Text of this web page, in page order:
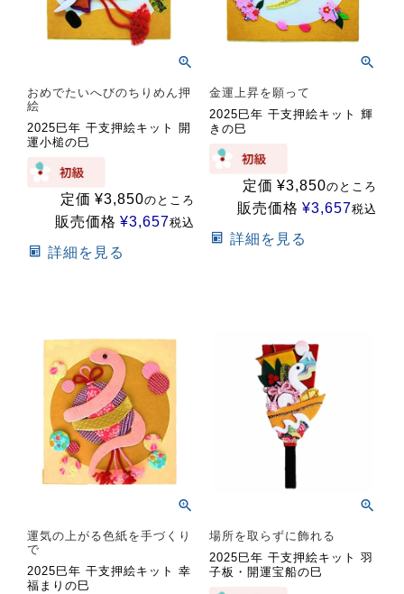
おめでたいへびのちりめん押
絵
2025巳年 干支押絵キット 開
運小槌の巳
定価 ¥3,850のところ
販売価格 ¥3,657税込
詳細を見る
金運上昇を願って
2025巳年 干支押絵キット 輝
きの巳
定価 ¥3,850のところ
販売価格 ¥3,657税込
詳細を見る
運気の上がる色紙を手づくり
で
2025巳年 干支押絵キット 幸
福まりの巳
場所を取らずに飾れる
2025巳年 干支押絵キット 羽
子板・開運宝船の巳